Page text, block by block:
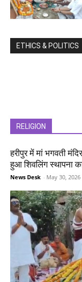
ETHICS & POLITICS
RELIGION
हरीपुर में मां भगवती
हुआ शिवलिंग स्थापना
News Desk - May 30, 2026